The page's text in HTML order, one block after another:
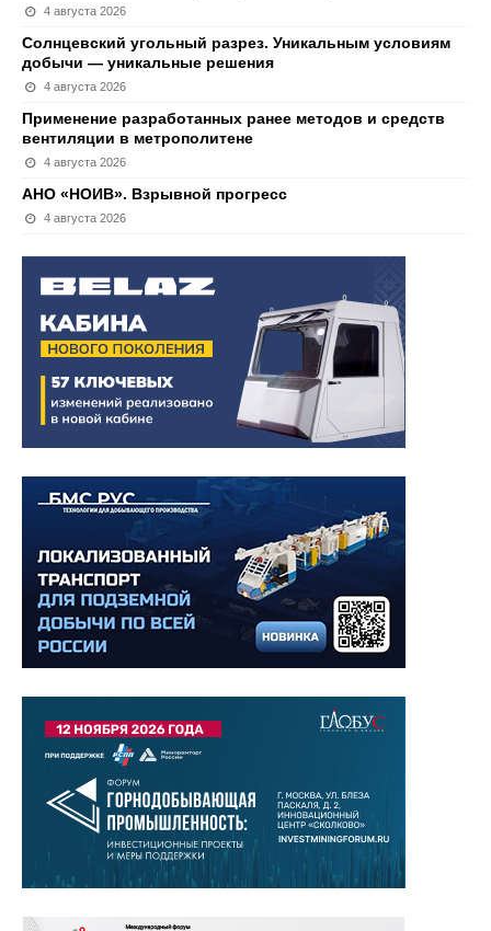
4 августа 2026
Солнцевский угольный разрез. Уникальным условиям
добычи — уникальные решения
4 августа 2026
Применение разработанных ранее методов и средств
вентиляции в метрополитене
4 августа 2026
АНО «НОИВ». Взрывной прогресс
4 августа 2026